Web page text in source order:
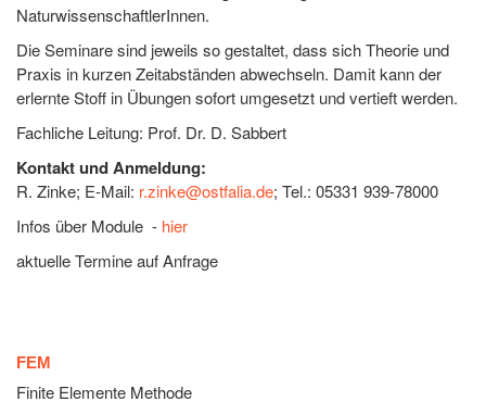
NaturwissenschaftlerInnen.
Die Seminare sind jeweils so gestaltet, dass sich Theorie und
Praxis in kurzen Zeitabständen abwechseln. Damit kann der
erlernte Stoff in Übungen sofort umgesetzt und vertieft werden.
Fachliche Leitung: Prof. Dr. D. Sabbert
Kontakt und Anmeldung:
R. Zinke; E-Mail: r.zinke@ostfalia.de; Tel.: 05331 939-78000
Infos über Module - hier
aktuelle Termine auf Anfrage
FEM
Finite Elemente Methode